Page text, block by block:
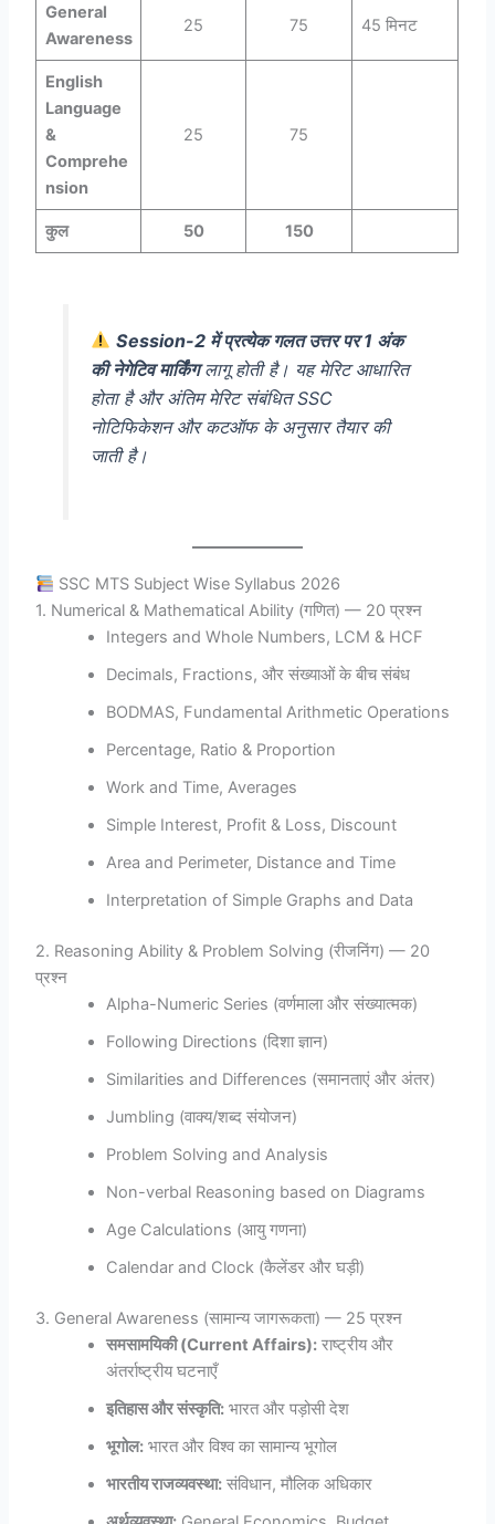
General
Awareness
25 75 45 मिनट
English
Language
&
Comprehe
nsion
25 75
कुल 50 150
Session-2 में प्रत्येक गलत उत्तर पर 1 अंक
की नेगेटिव मार्किंगलागू होती है। यह मेरिट आधारित
होता है और अंतिम मेरिट संबंधित SSC
नोटिफिकेशन और कटऑफ के अनुसार तैयार की
जाती है।
SSC MTS Subject Wise Syllabus 2026
1. Numerical & Mathematical Ability (गणित) — 20 प्रश्न
Integers and Whole Numbers, LCM & HCF
Decimals, Fractions, और संख्याओं के बीच संबंध
BODMAS, Fundamental Arithmetic Operations
Percentage, Ratio & Proportion
Work and Time, Averages
Simple Interest, Profit & Loss, Discount
Area and Perimeter, Distance and Time
Interpretation of Simple Graphs and Data
2. Reasoning Ability & Problem Solving (रीजनिंग) — 20
प्रश्न
Alpha-Numeric Series (वर्णमाला और संख्यात्मक)
Following Directions (दिशा ज्ञान)
Similarities and Differences (समानताएं और अंतर)
Jumbling (वाक्य/शब्द संयोजन)
Problem Solving and Analysis
Non-verbal Reasoning based on Diagrams
Age Calculations (आयु गणना)
Calendar and Clock (कैलेंडर और घड़ी)
3. General Awareness (सामान्य जागरूकता) — 25 प्रश्न
समसामयिकी (Current Affairs): राष्ट्रीय और
अंतर्राष्ट्रीय घटनाएँ
इतिहास और संस्कृति: भारत और पड़ोसी देश
भूगोल: भारत और विश्व का सामान्य भूगोल
भारतीय राजव्यवस्था: संविधान, मौलिक अधिकार